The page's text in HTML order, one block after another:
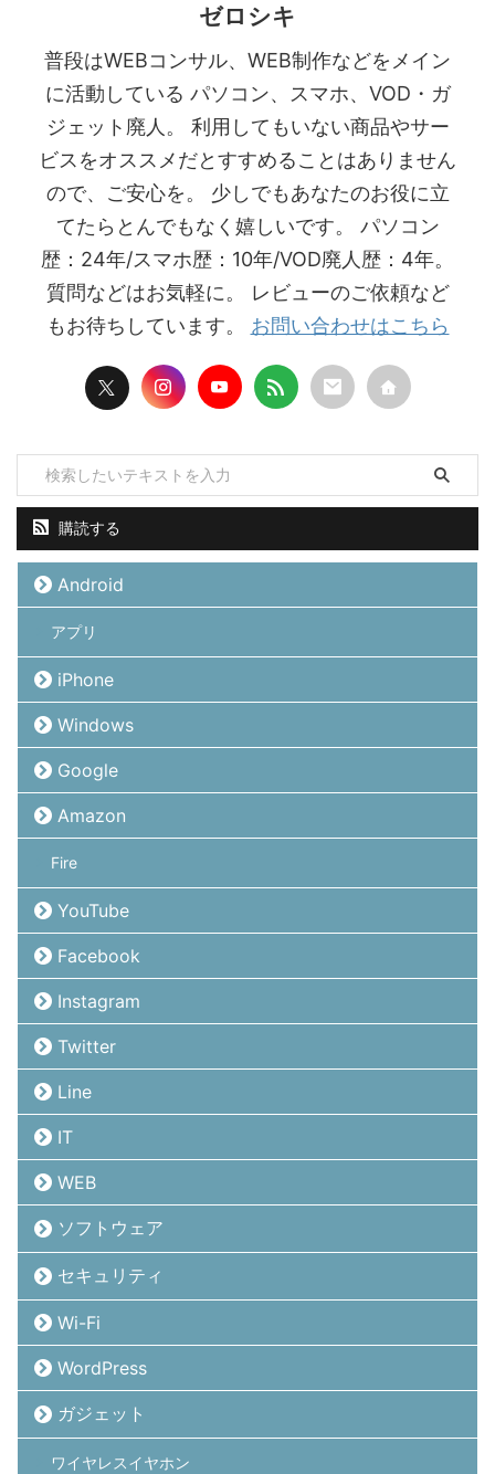
ゼロシキ
普段はWEBコンサル、WEB制作などをメイン
に活動している パソコン、スマホ、VOD・ガ
ジェット廃人。 利用してもいない商品やサー
ビスをオススメだとすすめることはありません
ので、ご安心を。 少しでもあなたのお役に立
てたらとんでもなく嬉しいです。 パソコン
歴：24年/スマホ歴：10年/VOD廃人歴：4年。
質問などはお気軽に。 レビューのご依頼など
もお待ちしています。 お問い合わせはこちら
購読する
Android
アプリ
iPhone
Windows
Google
Amazon
Fire
YouTube
Facebook
Instagram
Twitter
Line
IT
WEB
ソフトウェア
セキュリティ
Wi-Fi
WordPress
ガジェット
ワイヤレスイヤホン